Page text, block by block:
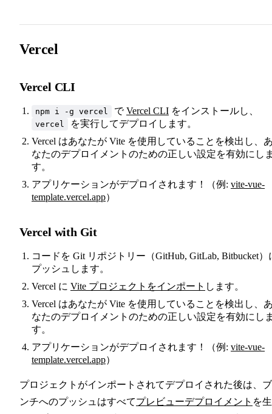
Vercel
Vercel CLI
npm i -g vercel でVercel CLI をインストールし、
vercel
を実行してデプロイします。
Vercel はあなたが Vite を使用していることを検出し、
なたのデプロイメントのための正しい設定を有効にし
す。
アプリケーションがデプロイされます！（例: vite-vue-
template.vercel.app）
Vercel with Git
コードを Git リポジトリー（GitHub, GitLab, Bitbucket）
プッシュします。
Vercel に Vite プロジェクトをインポート します。
Vercel はあなたが Vite を使用していることを検出し、
なたのデプロイメントのための正しい設定を有効にし
す。
アプリケーションがデプロイされます！（例: vite-vue-
template.vercel.app）
プロジェクトがインポートされてデプロイされた後は、
ンチへのプッシュはすべてプレビューデプロイメント を